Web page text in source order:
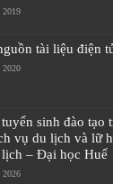
2019
tài liệu điện
2020
sinh đào tạo
vụ du lịch và lữ
– Đại học Huế
2026